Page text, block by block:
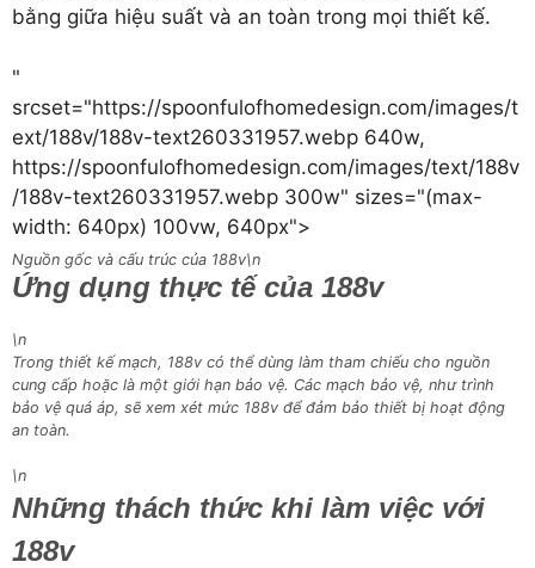
bằng giữa hiệu suất và an toàn trong mọi thiết kế.
"
srcset="https://spoonfulofhomedesign.com/images/t
ext/188v/188v-text260331957.webp 640w,
https://spoonfulofhomedesign.com/images/text/188v
/188v-text260331957.webp 300w" sizes="(max-
width: 640px) 100vw, 640px">
Nguồn gốc và cấu trúc của 188v\n
Ứng dụng thực tế của 188v
\n
Trong thiết kế mạch, 188v có thể dùng làm tham chiếu cho nguồn
cung cấp hoặc là một giới hạn bảo vệ. Các mạch bảo vệ, như trình
bảo vệ quá áp, sẽ xem xét mức 188v để đảm bảo thiết bị hoạt động
an toàn.
\n
Những thách thức khi làm việc với
188v